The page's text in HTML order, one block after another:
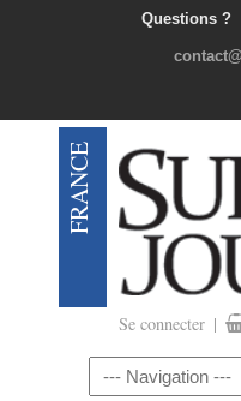
Questions ?
Se connecter |
Navigation